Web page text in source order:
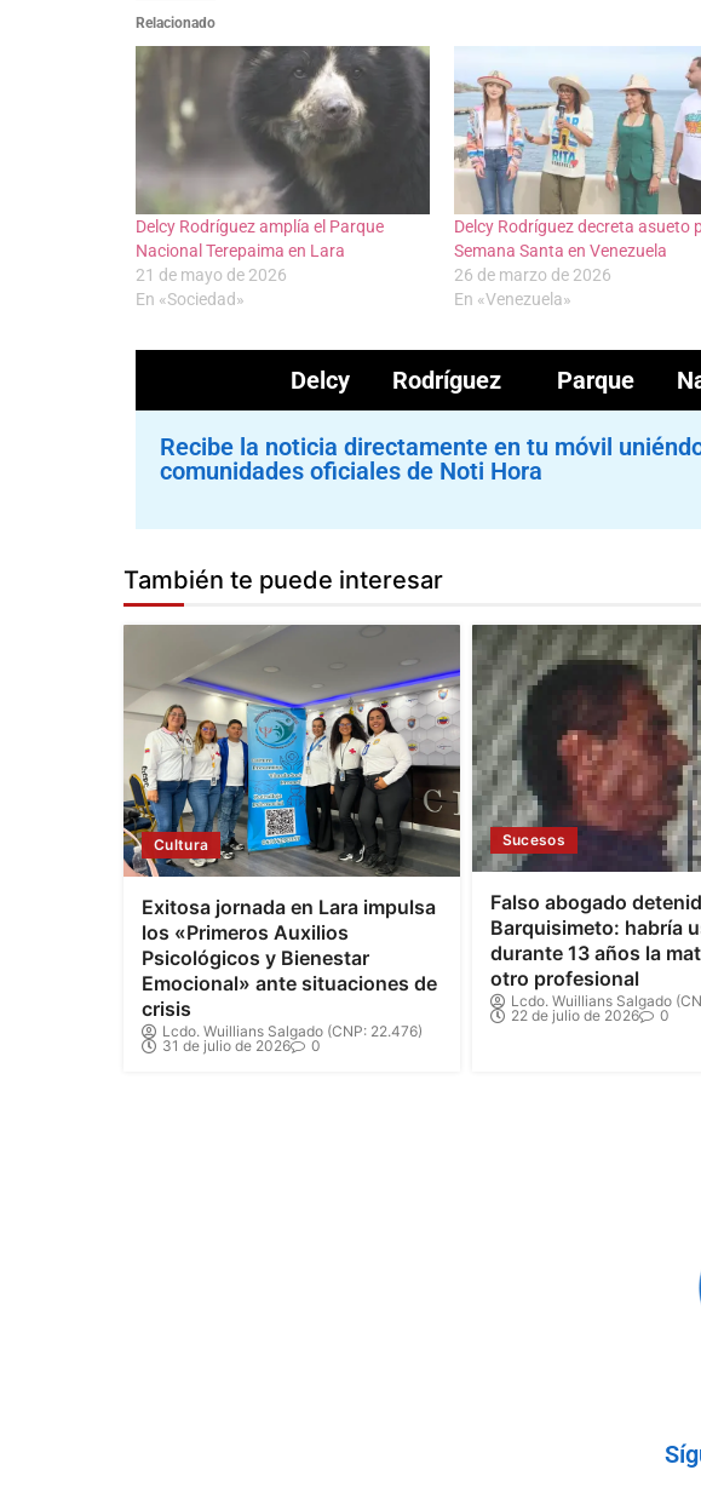
Relacionado
Delcy Rodríguez amplía el Parque
Nacional Terepaima en Lara
21 de mayo de 2026
En «Sociedad»
Delcy Rodríguez decreta asueto
Semana Santa en Venezuela
26 de marzo de 2026
En «Venezuela»
Delcy Rodríguez Parque
Recibe la noticia directamente en tu móvil
comunidades oficiales de Noti Hora
También te puede interesar
Cultura
Exitosa jornada en Lara impulsa
los «Primeros Auxilios
Psicológicos y Bienestar
Emocional» ante situaciones de
crisis
Lcdo. Wuillians Salgado (CNP: 22.476)
31 de julio de 2026
0
Sucesos
Falso abogado
Barquisimeto: habría
durante 13 años la
otro profesional
Lcdo. Wuillians Salgado
22 de julio de 2026
0